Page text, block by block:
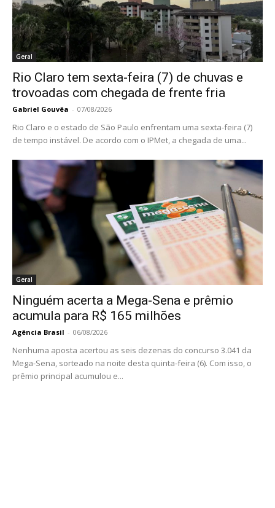
Geral
Rio Claro tem sexta-feira (7) de chuvas e
trovoadas com chegada de frente fria
Gabriel Gouvêa - 07/08/2026
Rio Claro e o estado de São Paulo enfrentam uma sexta-feira (7)
de tempo instável. De acordo com o IPMet, a chegada de uma...
Geral
Ninguém acerta a Mega-Sena e prêmio
acumula para R$ 165 milhões
Agência Brasil - 06/08/2026
Nenhuma aposta acertou as seis dezenas do concurso 3.041 da
Mega-Sena, sorteado na noite desta quinta-feira (6). Com isso, o
prêmio principal acumulou e...